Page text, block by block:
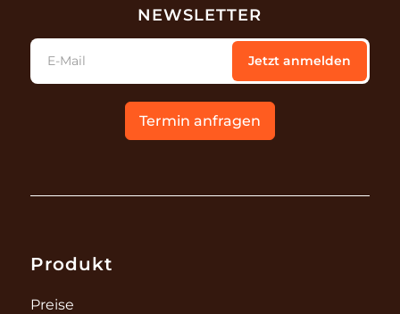
NEWSLETTER
E-Mail Jetzt anmelden
Termin anfragen
Produkt
Preise